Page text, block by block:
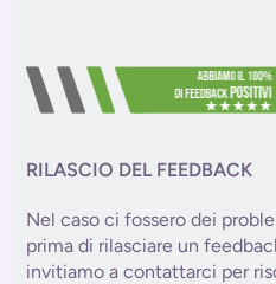
RILASCIO DEL FEEDBACK
Nel caso ci fossero dei
prima di rilasciare un
invitiamo a contattarci per